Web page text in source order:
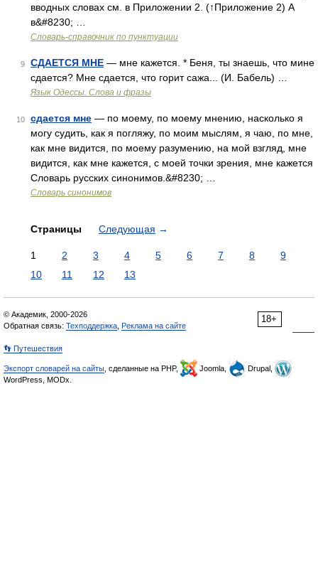
вводных словах см. в Приложении 2. (↑Приложение 2) А
в&#8230; …
Словарь-справочник по пунктуации
9 СДАЕТСЯ МНЕ — мне кажется. * Беня, ты знаешь, что мине
сдается? Мне сдается, что горит сажа... (И. Бабель) …
Язык Одессы. Слова и фразы
10 сдается мне — по моему, по моему мнению, насколько я
могу судить, как я погляжу, по моим мыслям, я чаю, по мне,
как мне видится, по моему разумению, на мой взгляд, мне
видится, как мне кажется, с моей точки зрения, мне кажется
Словарь русских синонимов.&#8230; …
Словарь синонимов
Страницы Следующая →
1 2 3 4 5 6 7 8
9
10
11 12 13
18+
© Академик, 2000-2026
Обратная связь: Техподдержка Реклама на сайте
👣 Путешествия
Экспорт словарей на сайты , сделанные на PHP, Joomla,
Drupal,
WordPress, MODx.